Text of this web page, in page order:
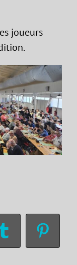
joueurs
Tumblr